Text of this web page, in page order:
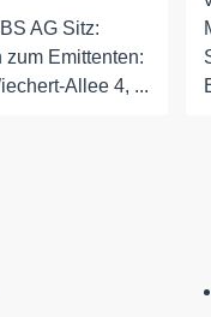
AG Sitz:
Emittenten:
Allee 4, ...